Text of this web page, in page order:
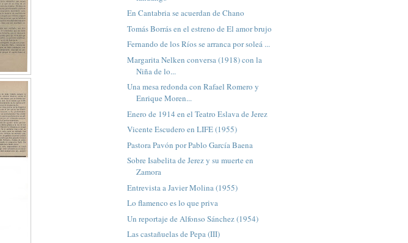
En Cantabria se acuerdan de Chano
Tomás Borrás en el estreno de El amor brujo
Fernando de los Ríos se arranca por soleá ...
Margarita Nelken conversa (1918) con la
Niña de lo...
Una mesa redonda con Rafael Romero y
Enrique Moren...
Enero de 1914 en el Teatro Eslava de Jerez
Vicente Escudero en LIFE (1955)
Pastora Pavón por Pablo García Baena
Sobre Isabelita de Jerez y su muerte en
Zamora
Entrevista a Javier Molina (1955)
Lo flamenco es lo que priva
Un reportaje de Alfonso Sánchez (1954)
Las castañuelas de Pepa (III)